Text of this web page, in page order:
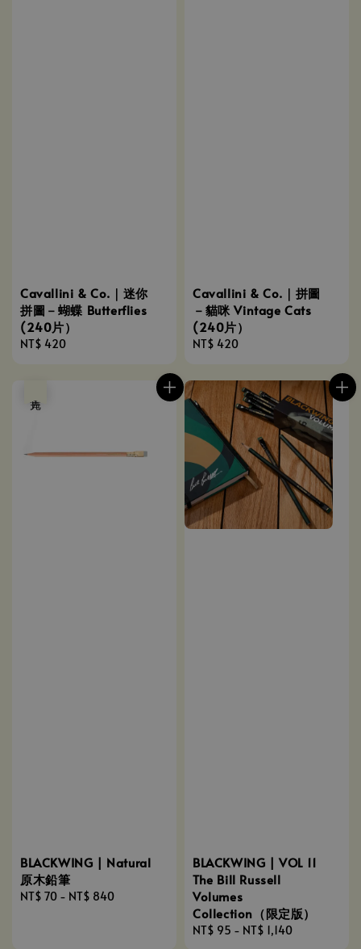
Cavallini & Co.｜迷你
拼圖－蝴蝶 Butterflies
(240片）
Regular
NT$ 420
Cavallini & Co.｜拼圖
－貓咪 Vintage Cats
(240片）
Regular
NT$ 420
BLACKWING | Natural
原木鉛筆
Regular
NT$ 70 - NT$ 840
BLACKWING | VOL 11
The Bill Russell
Volumes
Collection（限定版）
Regular
NT$ 95 - NT$ 1,140